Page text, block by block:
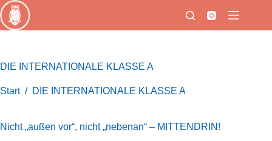
Zum
Inhalt
springen
DIE INTERNATIONALE KLASSE A
Start / DIE INTERNATIONALE KLASSE A
Nicht „außen vor“, nicht „nebenan“ – MITTENDRIN!